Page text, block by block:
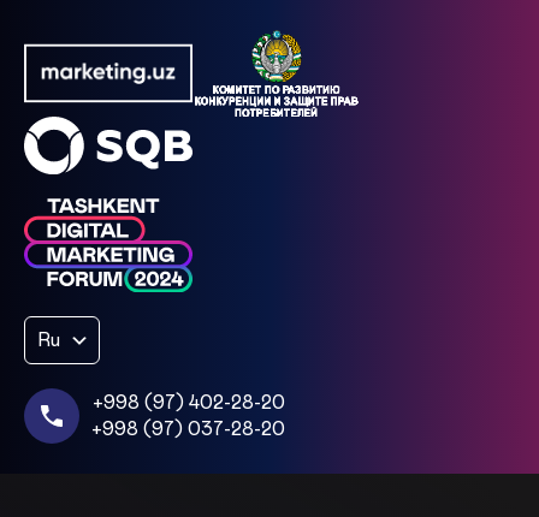
Ru
+998 (97) 402-28-20
+998 (97) 037-28-20